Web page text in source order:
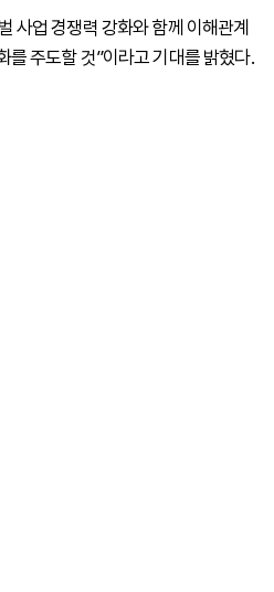
사업 경쟁력 강화와 함께 이해관계
를 주도할 것”이라고 기대를 밝혔다.